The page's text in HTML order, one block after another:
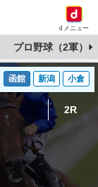
dメニュー
プロ野球（2軍）
函館 新潟 小倉
2R